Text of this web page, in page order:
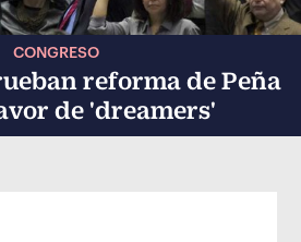
CONGRESO
reforma de Peña
de 'dreamers'
mediante Email
actual mediante Facebook
artículo actual mediante Twitter
el artículo actual mediante